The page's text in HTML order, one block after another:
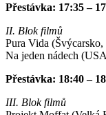
Přestávka: 17:35 –
II. Blok filmů
Pura Vida
Na jeden nádech
Přestávka: 18:40 –
III. Blok filmů